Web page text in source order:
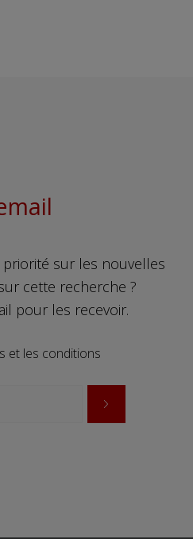
sur les nouvelles
cette recherche ?
pour les recevoir.
et les conditions